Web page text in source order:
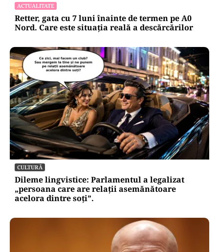
ACTUALITATE
Retter, gata cu 7 luni înainte de termen pe A0
Nord. Care este situația reală a descărcărilor
CULTURĂ
Dileme lingvistice: Parlamentul a legalizat
„persoana care are relații asemănătoare
acelora dintre soți”.